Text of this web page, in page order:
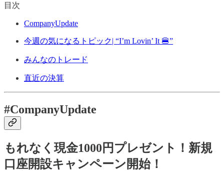
目次
CompanyUpdate
今週の気になるトピック| “I’m Lovin’ It 🍔”
みんなのトレード
直近の決算
#CompanyUpdate
もれなく現金1000円プレゼント！新規
口座開設キャンペーン開始！